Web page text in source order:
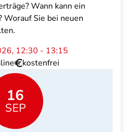
Wann kann ein
Sie bei neuen
12:30 - 13:15
kostenfrei
16
SEP